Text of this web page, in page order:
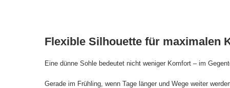
Flexible Silhouette für maximalen
Eine dünne Sohle bedeutet nicht weniger Komfort – im
Gerade im Frühling, wenn Tage länger und Wege weiter